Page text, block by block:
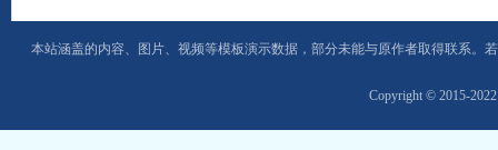
本站涵盖的内容、图片、视频等模板演示数据，部分未能与原作者取得联系。
Copyright © 2015-